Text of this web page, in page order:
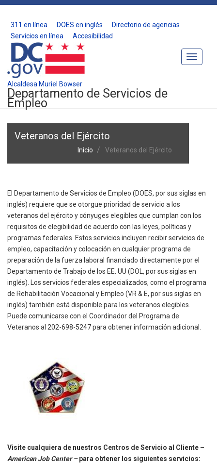
311 en línea DOES en inglés
Directorio de agencias
Servicios en línea
Accesibilidad
Toggle
Alcaldesa Muriel Bowser
Departamento de Servicios de
Empleo
Veteranos del Ejército
Inicio Veteranos del Ejército
El Departamento de Servicios de Empleo (DOES, por sus siglas en
inglés) requiere que se otorgue prioridad de servicio a los
veteranos del ejército y cónyuges elegibles que cumplan con los
requisitos de elegibilidad de acuerdo con las leyes, políticas y
programas federales. Estos servicios incluyen recibir servicios de
empleo, capacitación y colocación en cualquier programa de
preparación de la fuerza laboral financiado directamente por el
Departamento de Trabajo de los EE. UU (DOL, por sus siglas en
inglés). Los servicios federales especializados, como el programa
de Rehabilitación Vocacional y Empleo (VR & E, por sus siglas en
inglés) también está disponible para los veteranos elegibles.
Puede comunicarse con el Coordinador del Programa de
Veteranos al 202-698-5247 para obtener información adicional.
Visite cualquiera de nuestros Centros de Servicio al Cliente –
American Job Center –para obtener los siguientes servicios: